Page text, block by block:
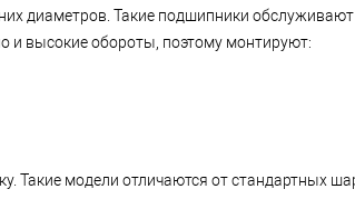
диаметров. Такие подшипники
и высокие обороты, поэтому монтируют:
Такие модели отличаются от стандартных